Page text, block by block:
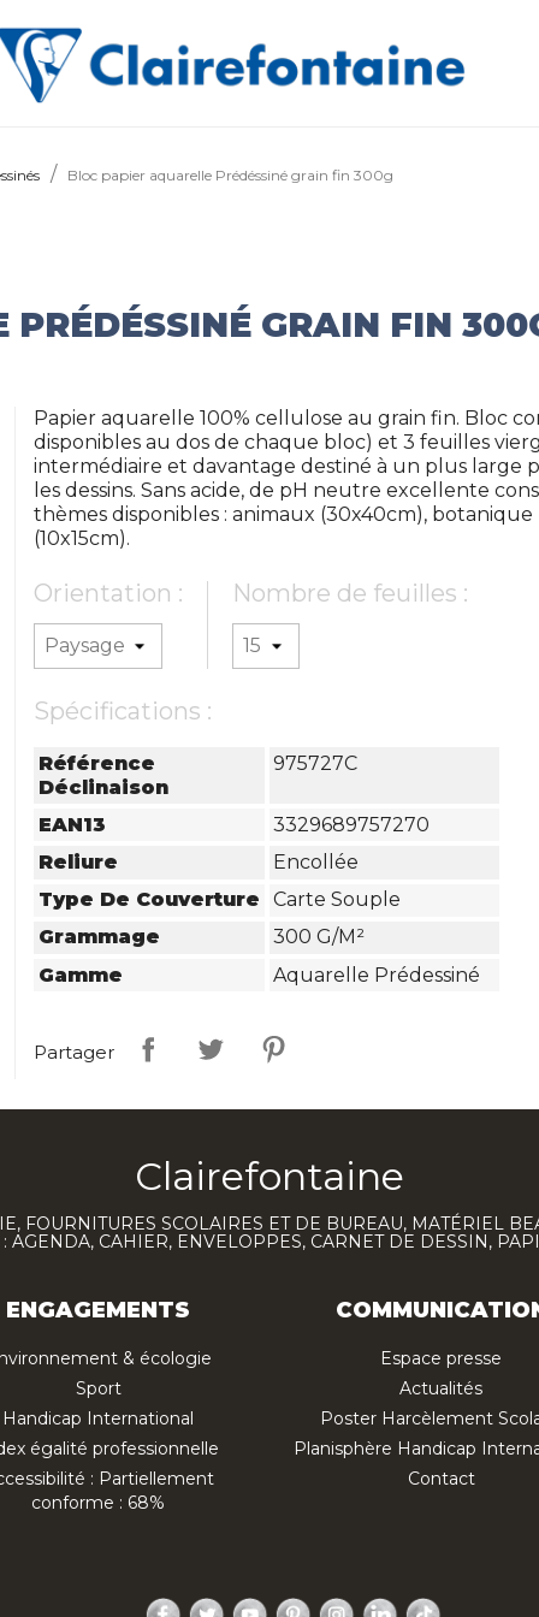
Bloc papier aquarelle Prédéssiné grain fin 300g
GRAIN FIN
Papier aquarelle 100% cellulose au grain fin. Bloc
disponibles au dos de chaque bloc) et 3 feuilles
intermédiaire et davantage destiné à un plus large
les dessins. Sans acide, de pH neutre excellente
thèmes disponibles : animaux (30x40cm),
(10x15cm).
Orientation : Nombre de feuilles :
Spécifications :
Référence
Déclinaison
975727C
EAN13
3329689757270
Reliure
Encollée
Type De Couverture
Carte Souple
Grammage
300 G/m²
Gamme
Aquarelle Prédessiné
Partager
Clairefontaine
FOURNITURES SCOLAIRES ET DE BUREAU, MATÉRIEL
AGENDA, CAHIER, ENVELOPPES, CARNET DE DESSIN,
ENGAGEMENTS
& écologie
Sport
Handicap International
égalité professionnelle
: Partiellement
conforme : 68%
Espace presse
Actualités
Poster Harcèlement
Planisphère Handicap
Contact
Facebook
TwitterYouTubePinterestInstagram
LinkedIn